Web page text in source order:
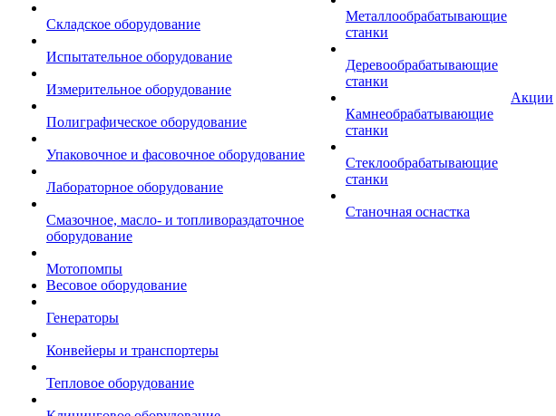
Складское оборудование
Испытательное оборудование
Измерительное оборудование
Полиграфическое оборудование
Упаковочное и фасовочное оборудование
Лабораторное оборудование
Смазочное, масло- и топливораздаточное
оборудование
Мотопомпы
Весовое оборудование
Генераторы
Конвейеры и транспортеры
Тепловое оборудование
Металлообрабатывающие
станки
Деревообрабатывающие
станки
Камнеобрабатывающие
станки
Стеклообрабатывающие
станки
Станочная оснастка
Акции